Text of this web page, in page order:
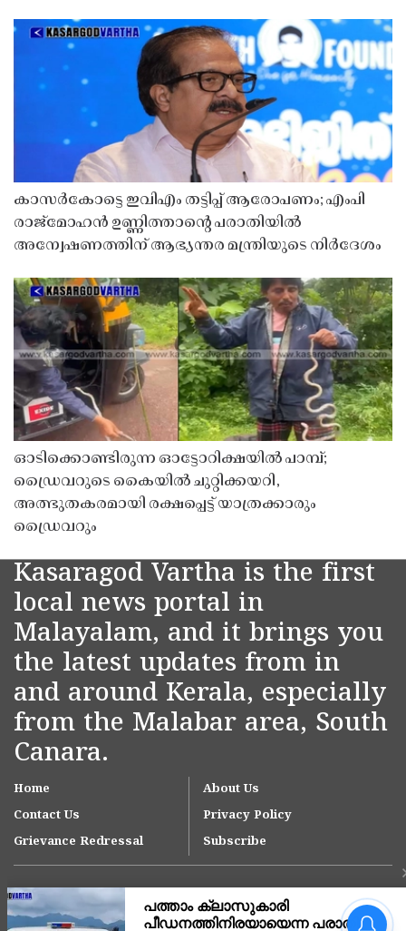
കാസർകോട്ടെ ഇവിഎം തട്ടിപ്പ് ആരോപണം; എംപി
രാജ്‌മോഹൻ ഉണ്ണിത്താന്റെ പരാതിയിൽ
അന്വേഷണത്തിന് ആഭ്യന്തര മന്ത്രിയുടെ നിർദേശം
ഓടിക്കൊണ്ടിരുന്ന ഓട്ടോറിക്ഷയിൽ പാമ്പ്;
ഡ്രൈവറുടെ കൈയിൽ ചുറ്റിക്കയറി,
അത്ഭുതകരമായി രക്ഷപ്പെട്ട് യാത്രക്കാരും
ഡ്രൈവറും
Kasaragod Vartha is the first
local news portal in
Malayalam, and it brings you
the latest updates from in
and around Kerala, especially
from the Malabar area, South
Canara.
Home
About Us
Contact Us
Privacy Policy
Grievance Redressal
Subscribe
പത്താം ക്ലാസുകാരി